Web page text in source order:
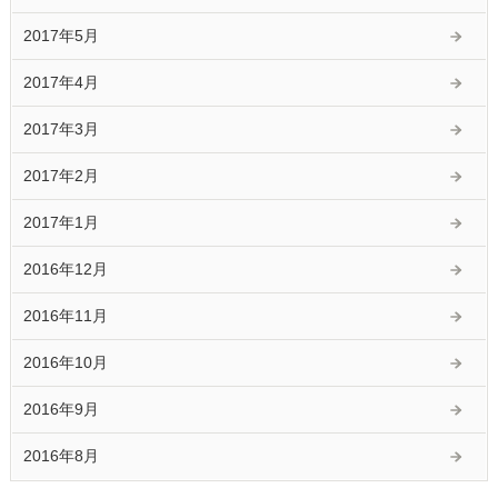
2017年5月
2017年4月
2017年3月
2017年2月
2017年1月
2016年12月
2016年11月
2016年10月
2016年9月
2016年8月